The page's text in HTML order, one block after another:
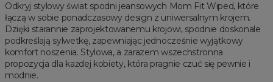
Odkryj stylowy świat spodni jeansowych Mom Fit Wiped, które
łączą w sobie ponadczasowy design z uniwersalnym krojem.
Dzięki starannie zaprojektowanemu krojowi, spodnie doskonale
podkreślają sylwetkę, zapewniając jednocześnie wyjątkowy
komfort noszenia. Stylowa, a zarazem wszechstronna
propozycja dla każdej kobiety, która pragnie czuć się pewnie i
modnie.